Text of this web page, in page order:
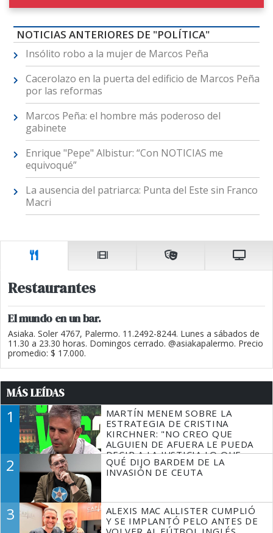
NOTICIAS ANTERIORES DE "POLÍTICA"
Insólito robo a la mujer de Marcos Peña
Cacerolazo en la puerta del edificio de Marcos Peña
por las reformas
Marcos Peña: el hombre más poderoso del
gabinete
Enrique "Pepe" Albistur: “Con NOTICIAS me
equivoqué”
La ausencia del patriarca: Punta del Este sin Franco
Macri
Restaurantes
El mundo en un bar.
Asiaka. Soler 4767, Palermo. 11.2492-8244. Lunes a sábados de
11.30 a 23.30 horas. Domingos cerrado. @asiakapalermo. Precio
promedio: $ 17.000.
MÁS LEÍDAS
1
MARTÍN MENEM SOBRE LA
ESTRATEGIA DE CRISTINA
KIRCHNER: "NO CREO QUE
ALGUIEN DE AFUERA LE PUEDA
DECIR A LA JUSTICIA LO QUE
TIENE QUE HACER"
2
QUÉ DIJO BARDEM DE LA
INVASIÓN DE CEUTA
3
ALEXIS MAC ALLISTER CUMPLIÓ
Y SE IMPLANTÓ PELO ANTES DE